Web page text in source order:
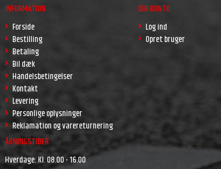
INFORMATION
Forside
Bestilling
Betaling
Bil dæk
Handelsbetingelser
Kontakt
Levering
Personlige oplysninger
Reklamation og varereturnering
DIN KONTO
Log ind
Opret bruger
ÅBNINGSTIDER
Hverdage: Kl. 08.00 - 16.00